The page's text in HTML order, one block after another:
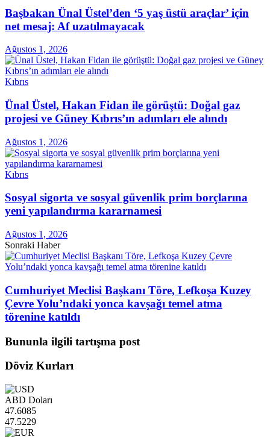
Başbakan Ünal Üstel’den ‘5 yaş üstü araçlar’ için
net mesaj: Af uzatılmayacak
Ağustos 1, 2026
Kıbrıs
Ünal Üstel, Hakan Fidan ile görüştü: Doğal gaz
projesi ve Güney Kıbrıs’ın adımları ele alındı
Ağustos 1, 2026
Kıbrıs
Sosyal sigorta ve sosyal güvenlik prim borçlarına
yeni yapılandırma kararnamesi
Ağustos 1, 2026
Sonraki Haber
Cumhuriyet Meclisi Başkanı Töre, Lefkoşa Kuzey
Çevre Yolu’ndaki yonca kavşağı temel atma
törenine katıldı
Bununla ilgili tartışma post
Döviz Kurları
ABD Doları
47.6085
47.5229